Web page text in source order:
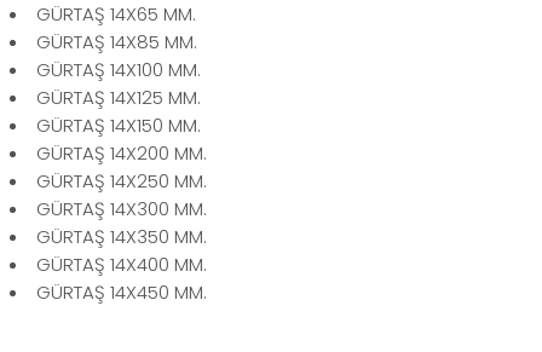
GÜRTAŞ 14X65 MM.
GÜRTAŞ 14X85 MM.
GÜRTAŞ 14X100 MM.
GÜRTAŞ 14X125 MM.
GÜRTAŞ 14X150 MM.
GÜRTAŞ 14X200 MM.
GÜRTAŞ 14X250 MM.
GÜRTAŞ 14X300 MM.
GÜRTAŞ 14X350 MM.
GÜRTAŞ 14X400 MM.
GÜRTAŞ 14X450 MM.